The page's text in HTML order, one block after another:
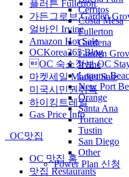
Cerritos
Costa Mesa
Fullerton
Gardena
Garden
Irvine
Laguna
New Port
Orange
Santa Ana
Torrance
Tustin
San Diego
Other
Power Plan 신청
플러튼 Fullerton
가든그로브 Garden
얼바인 Irvine
Amazon Hot Sale
OCKorea365 Blog
OC 숙소정보 OC
마켓세일 Market Sale
미국시민권취득
하이킹트레일
Gas Price Info
OC맛집
OC 맛집 홈
맛집 Restaurants